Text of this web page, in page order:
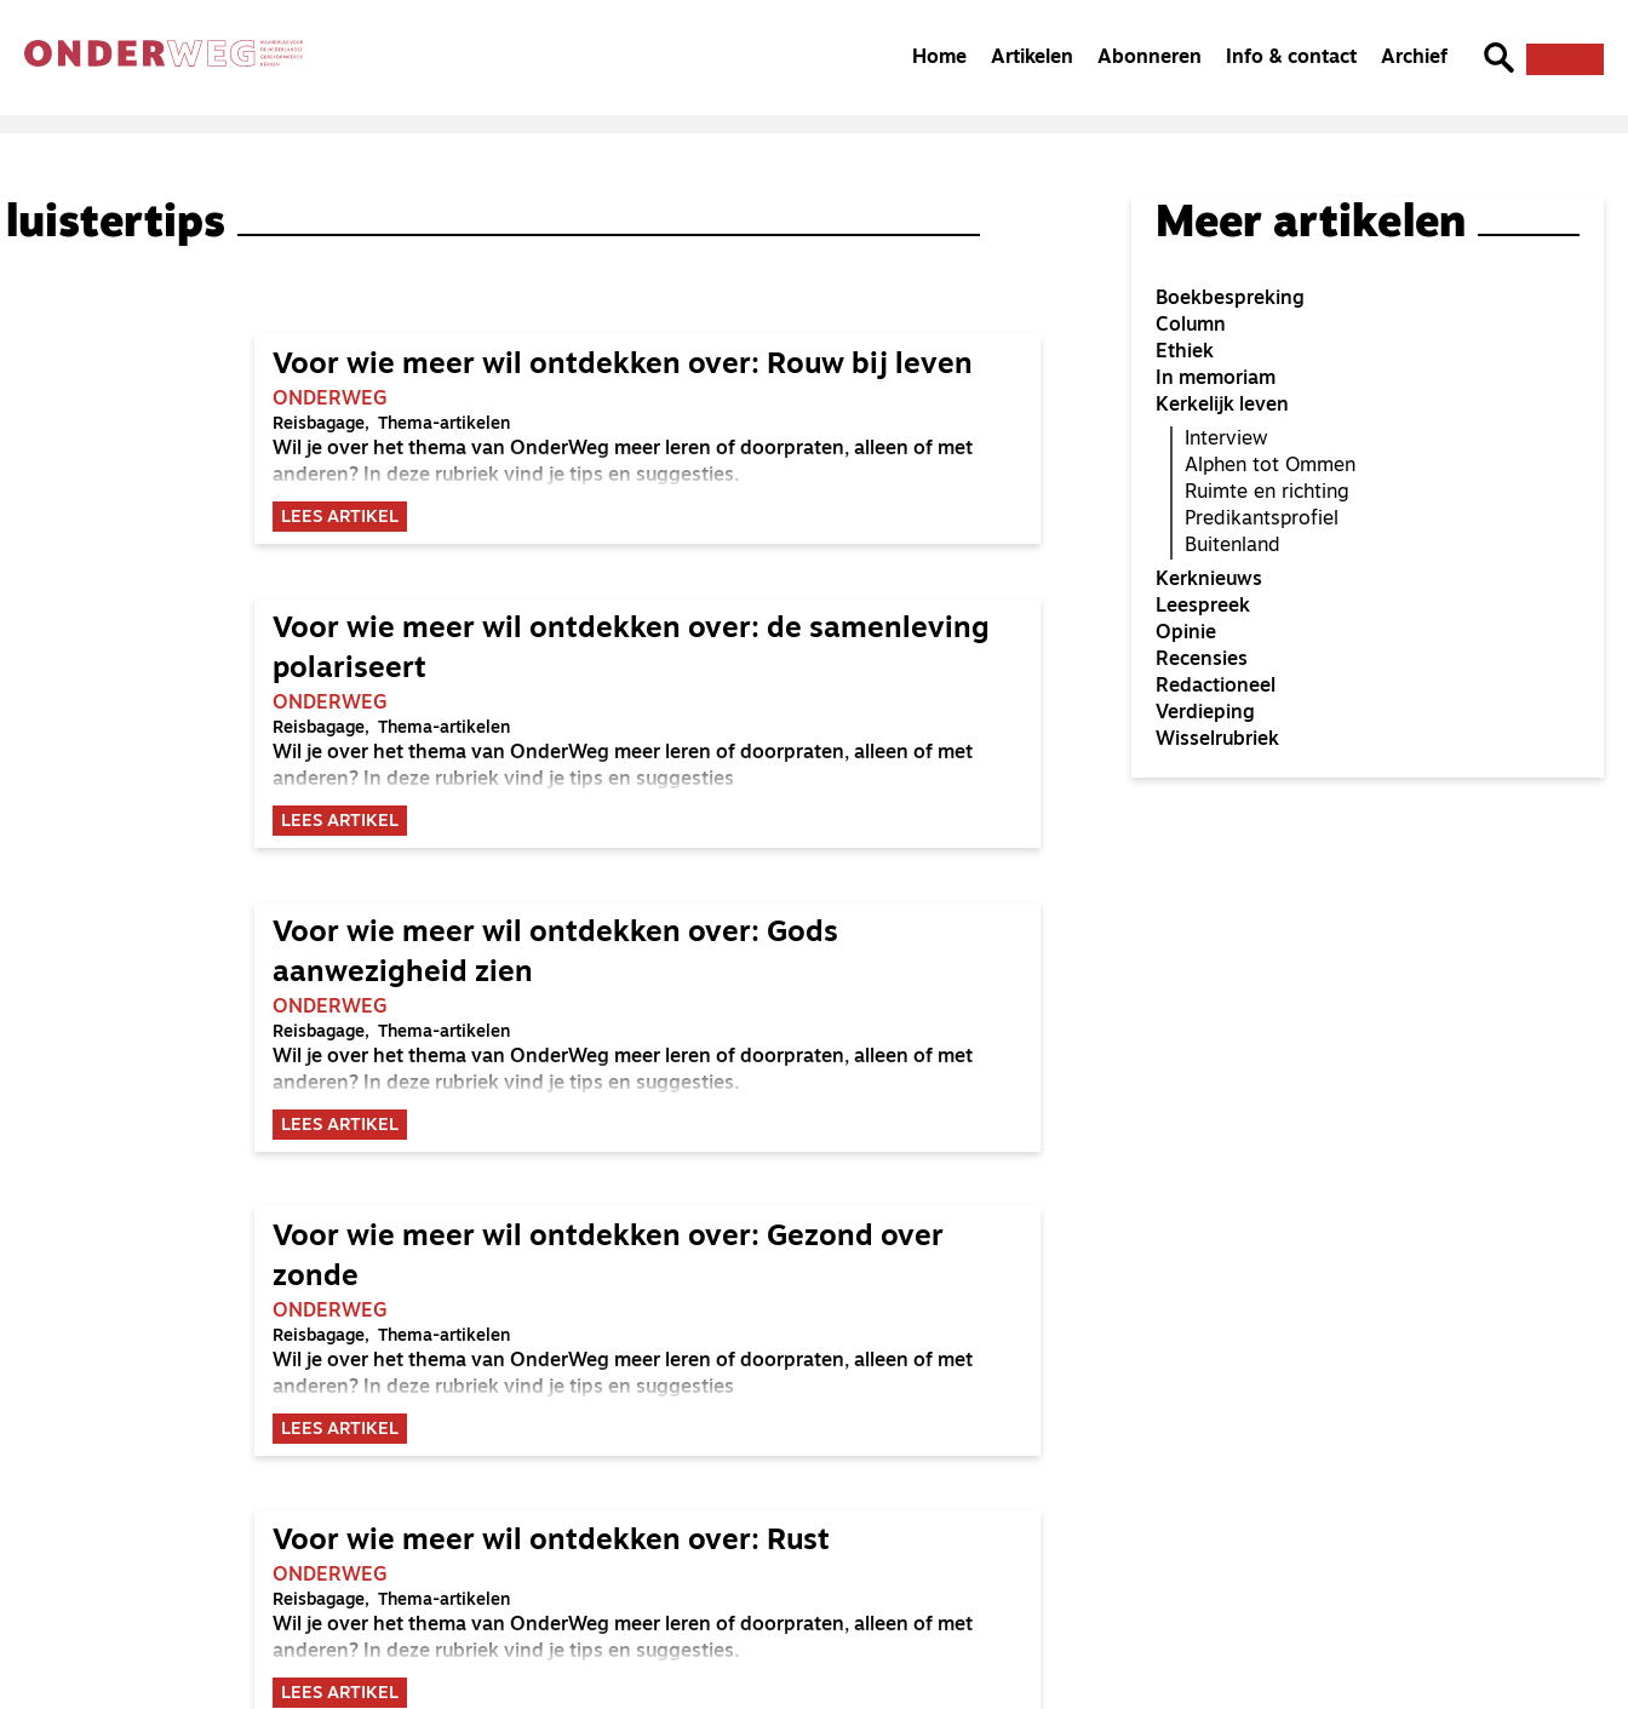
Home Artikelen Abonneren Info & contact Archief
luistertips
Voor wie meer wil ontdekken over: Rouw bij leven
ONDERWEG
Reisbagage Thema-artikelen
Wil je over het thema van OnderWeg meer leren of doorpraten, alleen of met
anderen? In deze rubriek vind je tips en suggesties.
LEES ARTIKEL
Voor wie meer wil ontdekken over: de samenleving
polariseert
ONDERWEG
Reisbagage Thema-artikelen
Wil je over het thema van OnderWeg meer leren of doorpraten, alleen of met
anderen? In deze rubriek vind je tips en suggesties
LEES ARTIKEL
Voor wie meer wil ontdekken over: Gods
aanwezigheid zien
ONDERWEG
Reisbagage Thema-artikelen
Wil je over het thema van OnderWeg meer leren of doorpraten, alleen of met
anderen? In deze rubriek vind je tips en suggesties.
LEES ARTIKEL
Voor wie meer wil ontdekken over: Gezond over
zonde
ONDERWEG
Reisbagage Thema-artikelen
Wil je over het thema van OnderWeg meer leren of doorpraten, alleen of met
anderen? In deze rubriek vind je tips en suggesties
LEES ARTIKEL
Voor wie meer wil ontdekken over: Rust
ONDERWEG
Reisbagage Thema-artikelen
Wil je over het thema van OnderWeg meer leren of doorpraten, alleen of met
anderen? In deze rubriek vind je tips en suggesties.
LEES ARTIKEL
Meer artikelen
Boekbespreking
Column
Ethiek
In memoriam
Kerkelijk leven
Interview
Alphen tot Ommen
Ruimte en richting
Predikantsprofiel
Buitenland
Kerknieuws
Leespreek
Opinie
Recensies
Redactioneel
Verdieping
Wisselrubriek